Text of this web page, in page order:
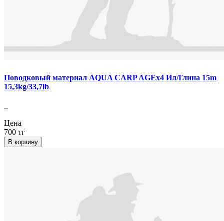
Поводковый материал AQUA CARP AGEx4 Ил/Глина 15m
15,3kg/33,7lb
..
Цена
700 тг
В корзину